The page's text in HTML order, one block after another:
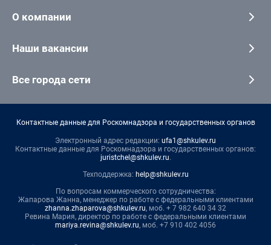
О компании
Наши вакансии
Все города сети
Контактные данные для Роскомнадзора и государственных органов
Электронный адрес редакции: ufa1@shkulev.ru
Контактные данные для Роскомнадзора и государственных органов:
juristchel@shkulev.ru.
Техподдержка: help@shkulev.ru
По вопросам коммерческого сотрудничества:
Жапарова Жанна, менеджер по работе с федеральными клиентами
zhanna.zhaparova@shkulev.ru, моб. + 7 982 640 34 32
Ревина Мария, директор по работе с федеральными клиентами
mariya.revina@shkulev.ru, моб. +7 910 402 4056